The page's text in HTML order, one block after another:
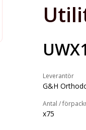
Leverantör
G&H
Antal /
x75